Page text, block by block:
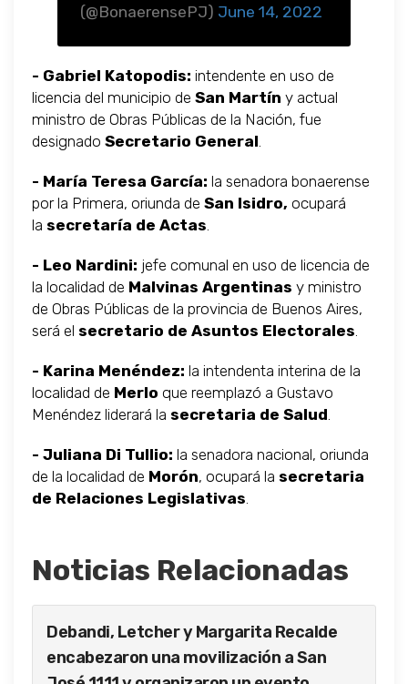
(@BonaerensePJ) June 14, 2022
- Gabriel Katopodis: intendente en uso de
licencia del municipio de San Martín y actual
ministro de Obras Públicas de la Nación, fue
designado Secretario General.
- María Teresa García: la senadora bonaerense
por la Primera, oriunda de San Isidro, ocupará
la secretaría de Actas.
- Leo Nardini: jefe comunal en uso de licencia de
la localidad de Malvinas Argentinas y ministro
de Obras Públicas de la provincia de Buenos Aires,
será el secretario de Asuntos Electorales.
- Karina Menéndez: la intendenta interina de la
localidad de Merlo que reemplazó a Gustavo
Menéndez liderará la secretaria de Salud.
- Juliana Di Tullio: la senadora nacional, oriunda
de la localidad de Morón, ocupará la secretaria
de Relaciones Legislativas.
Noticias Relacionadas
Debandi, Letcher y Margarita Recalde
encabezaron una movilización a San